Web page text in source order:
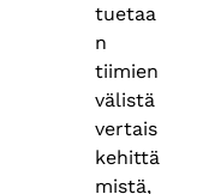
tuetaa
n
tiimien
välistä
vertais
kehittä
mistä,